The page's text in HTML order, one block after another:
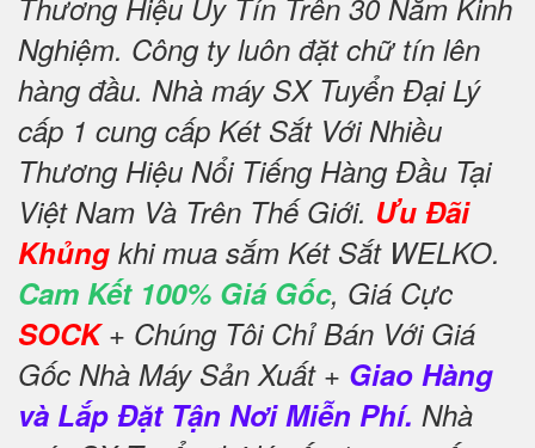
Nghiệm. Công ty luôn đặt chữ tín lên
hàng đầu. Nhà máy SX Tuyển Đại Lý
cấp 1 cung cấp Két Sắt Với Nhiều
Thương Hiệu Nổi Tiếng Hàng Đầu Tại
Việt Nam Và Trên Thế Giới. Ưu Đãi
Khủng khi mua sắm Két Sắt WELKO.
Cam Kết 100% Giá Gốc, Giá Cực
SOCK+ Chúng Tôi Chỉ Bán Với Giá
Gốc Nhà Máy Sản Xuất + Giao Hàng
và Lắp Đặt Tận Nơi Miễn Phí. Nhà